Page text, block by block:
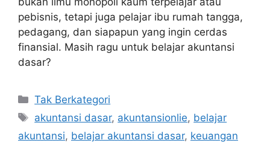
pebisnis, tetapi juga pelajar ibu rumah tangga,
pedagang, dan siapapun yang ingin cerdas
finansial. Masih ragu untuk belajar akuntansi
dasar?
Kategori
Tak Berkategori
Tag
akuntansi dasar, akuntansionlie, belajar
akuntansi, belajar akuntansi dasar, keuangan